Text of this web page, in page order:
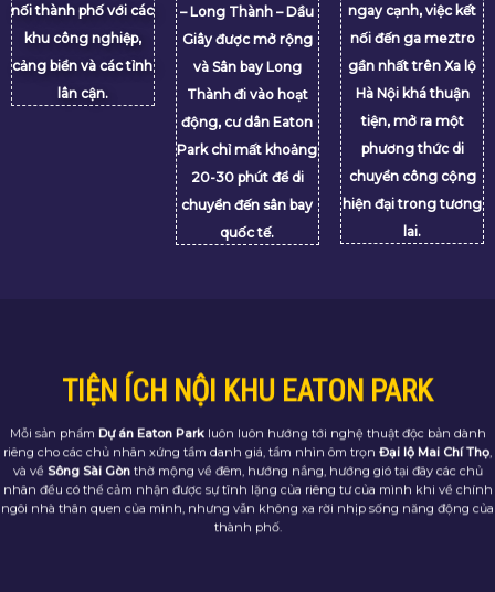
Trục xương sống kết
nối thành phố với các
khu công nghiệp,
cảng biển và các tỉnh
Khi Cao tốc TP.HCM
– Long Thành – Dầu
Giây được mở rộng
và Sân bay Long
Thành đi vào hoạt
động, cư dân Eaton
Park chỉ mất khoảng
20-30 phút để di
chuyển đến sân bay
Mặc dù không nằm
ngay cạnh, việc kết
nối đến ga meztro
gần nhất trên Xa lộ
Hà Nội khá thuận
tiện, mở ra một
phương thức di
chuyển công cộng
hiện đại trong tương
TIỆN ÍCH NỘI KHU EATON PARK
Mỗi sản phẩmDự án Eaton Parkluôn luôn hướng tới nghệ thuật độc bản dành
riêng cho các chủ nhân xứng tầm danh giá, tầm nhìn ôm trọnĐại lộ Mai Chí Thọ
và vềSông Sài Gònthờ mộng về đêm, hướng nắng, hướng gió tại đây các chủ
nhân đều có thể cảm nhận được sự tĩnh lặng của riêng tư của mình khi về chính
ngôi nhà thân quen của mình, nhưng vẫn không xa rời nhịp sống năng động của